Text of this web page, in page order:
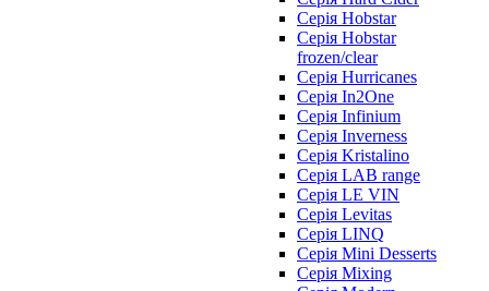
Серія Hobstar
Серія Hobstar
frozen/clear
Серія Hurricanes
Серія In2One
Серія Infinium
Серія Inverness
Серія Kristalino
Серія LAB range
Серія LE VIN
Серія Levitas
Серія LINQ
Серія Mini Desserts
Серія Mixing